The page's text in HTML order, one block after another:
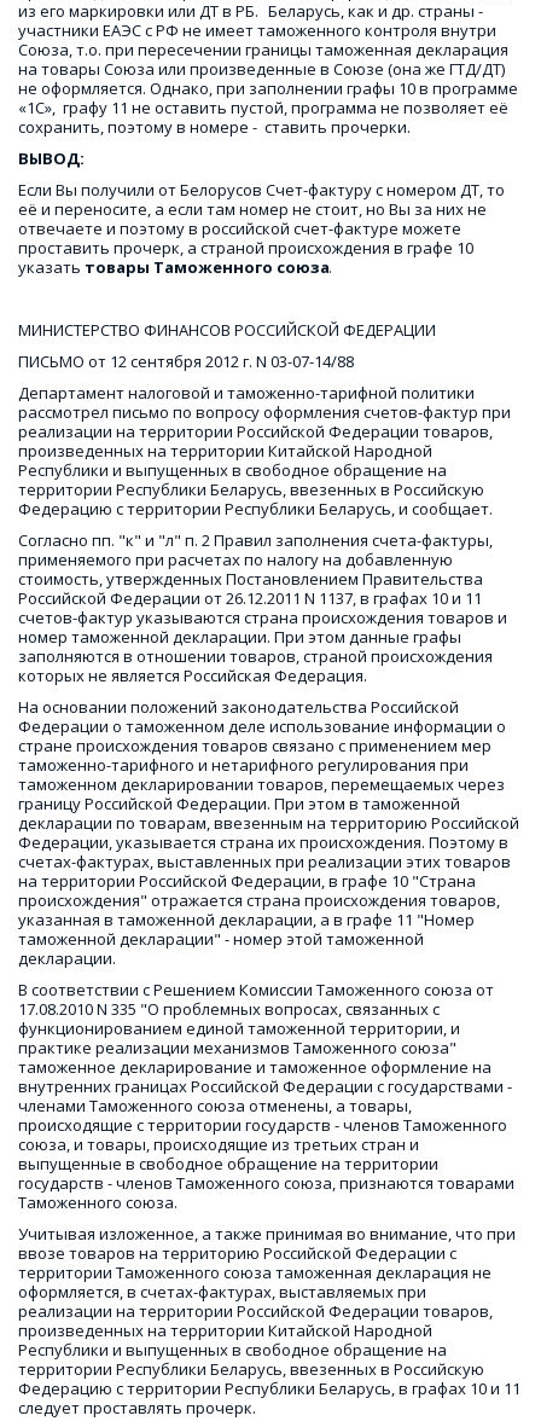
из его маркировки или ДТ в РБ. Беларусь, как и др. страны -
участники ЕАЭС с РФ не имеет таможенного контроля внутри
Союза, т.о. при пересечении границы таможенная декларация
на товары Союза или произведенные в Союзе (она же ГТД/ДТ)
не оформляется. Однако, при заполнении графы 10 в программе
«1С»,  графу 11 не оставить пустой, программа не позволяет её
сохранить, поэтому в номере -  ставить прочерки.
ВЫВОД:
Если Вы получили от Белорусов Счет-фактуру с номером ДТ, то
её и переносите, а если там номер не стоит, но Вы за них не
отвечаете и поэтому в российской счет-фактуре можете
проставить прочерк, а страной происхождения в графе 10
указать товары Таможенного союза.
МИНИСТЕРСТВО ФИНАНСОВ РОССИЙСКОЙ ФЕДЕРАЦИИ
ПИСЬМО от 12 сентября 2012 г. N 03-07-14/88
Департамент налоговой и таможенно-тарифной политики
рассмотрел письмо по вопросу оформления счетов-фактур при
реализации на территории Российской Федерации товаров,
произведенных на территории Китайской Народной
Республики и выпущенных в свободное обращение на
территории Республики Беларусь, ввезенных в Российскую
Федерацию с территории Республики Беларусь, и сообщает.
Согласно пп. "к" и "л" п. 2 Правил заполнения счета-фактуры,
применяемого при расчетах по налогу на добавленную
стоимость, утвержденных Постановлением Правительства
Российской Федерации от 26.12.2011 N 1137, в графах 10 и 11
счетов-фактур указываются страна происхождения товаров и
номер таможенной декларации. При этом данные графы
заполняются в отношении товаров, страной происхождения
которых не является Российская Федерация.
На основании положений законодательства Российской
Федерации о таможенном деле использование информации о
стране происхождения товаров связано с применением мер
таможенно-тарифного и нетарифного регулирования при
таможенном декларировании товаров, перемещаемых через
границу Российской Федерации. При этом в таможенной
декларации по товарам, ввезенным на территорию Российской
Федерации, указывается страна их происхождения. Поэтому в
счетах-фактурах, выставленных при реализации этих товаров
на территории Российской Федерации, в графе 10 "Страна
происхождения" отражается страна происхождения товаров,
указанная в таможенной декларации, а в графе 11 "Номер
таможенной декларации" - номер этой таможенной
декларации.
В соответствии с Решением Комиссии Таможенного союза от
17.08.2010 N 335 "О проблемных вопросах, связанных с
функционированием единой таможенной территории, и
практике реализации механизмов Таможенного союза"
таможенное декларирование и таможенное оформление на
внутренних границах Российской Федерации с государствами -
членами Таможенного союза отменены, а товары,
происходящие с территории государств - членов Таможенного
союза, и товары, происходящие из третьих стран и
выпущенные в свободное обращение на территории
государств - членов Таможенного союза, признаются товарами
Таможенного союза.
Учитывая изложенное, а также принимая во внимание, что при
ввозе товаров на территорию Российской Федерации с
территории Таможенного союза таможенная декларация не
оформляется, в счетах-фактурах, выставляемых при
реализации на территории Российской Федерации товаров,
произведенных на территории Китайской Народной
Республики и выпущенных в свободное обращение на
территории Республики Беларусь, ввезенных в Российскую
Федерацию с территории Республики Беларусь, в графах 10 и 11
следует проставлять прочерк.